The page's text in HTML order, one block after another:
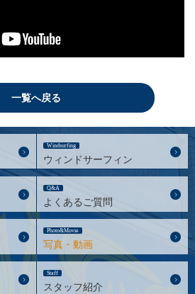
一覧へ戻る
Windsurfing
ウィンドサーフィン
Q&A
よくあるご質問
Photo&Movie
写真・動画
Staff
スタッフ紹介